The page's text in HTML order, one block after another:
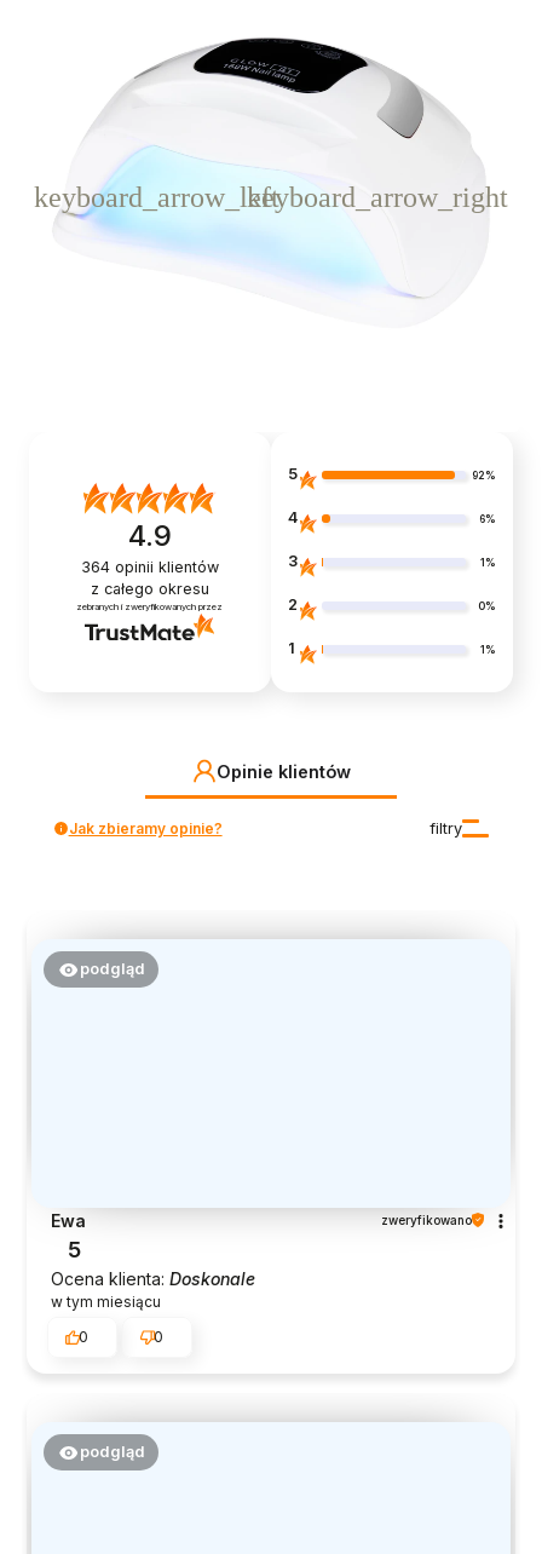
Poprzedni
keyboard_arrow_left Następny
keyboard_arrow_right
4.9
364opinii klientów
z całego okresu
zebranych i zweryfikowanych przez
5 92%
4 6%
3 1%
2 0%
1 1%
Opinie klientów
filtry
Jak zbieramy opinie?
podgląd
Ewa zweryfikowano
5
Ocena klienta: Doskonale
w tym miesiącu
0
0
podgląd